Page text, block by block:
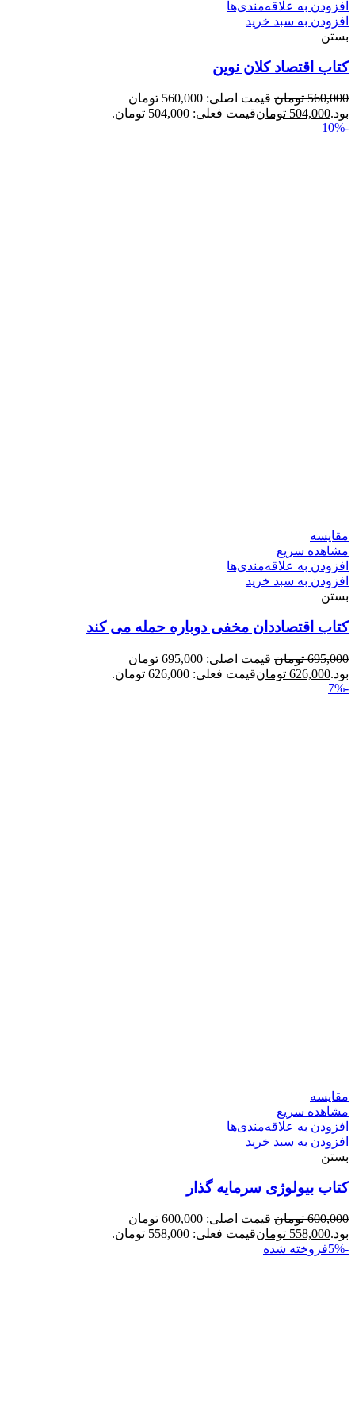
افزودن به علاقه‌مندی‌ها
افزودن به سبد خرید
بستن
کتاب اقتصاد کلان نوین
560,000 تومان
قیمت اصلی: 560,000 تومان
بود.504,000 تومانقیمت فعلی: 504,000 تومان.
-10%
مقایسه
مشاهده سریع
افزودن به علاقه‌مندی‌ها
افزودن به سبد خرید
بستن
کتاب اقتصاددان مخفی دوباره حمله می کند
695,000 تومان
قیمت اصلی: 695,000 تومان
بود.626,000 تومانقیمت فعلی: 626,000 تومان.
-7%
مقایسه
مشاهده سریع
افزودن به علاقه‌مندی‌ها
افزودن به سبد خرید
بستن
کتاب بیولوژی سرمایه گذار
600,000 تومان
قیمت اصلی: 600,000 تومان
بود.558,000 تومانقیمت فعلی: 558,000 تومان.
-5%
فروخته شده